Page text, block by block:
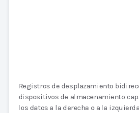
Registros de desplazamiento
dispositivos de almacenamiento
los datos a la derecha o a la